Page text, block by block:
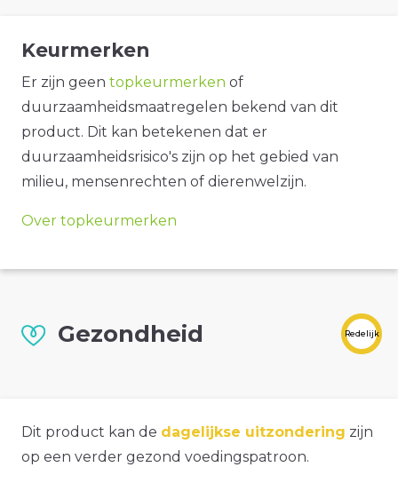
Keurmerken
Er zijn geen topkeurmerken of
duurzaamheidsmaatregelen bekend van dit
product. Dit kan betekenen dat er
duurzaamheidsrisico's zijn op het gebied van
milieu, mensenrechten of dierenwelzijn.
Over topkeurmerken
Gezondheid Redelijk
Dit product kan de dagelijkse uitzondering zijn
op een verder gezond voedingspatroon.